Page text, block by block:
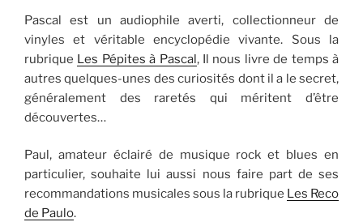
Pascal est un audiophile averti, collectionneur de
vinyles et véritable encyclopédie vivante. Sous la
rubrique Les Pépites à Pascal, Il nous livre de temps à
autres quelques-unes des curiosités dont il a le secret,
généralement des raretés qui méritent d’être
découvertes…
Paul, amateur éclairé de musique rock et blues en
particulier, souhaite lui aussi nous faire part de ses
recommandations musicales sous la rubrique Les Reco
de Paulo.